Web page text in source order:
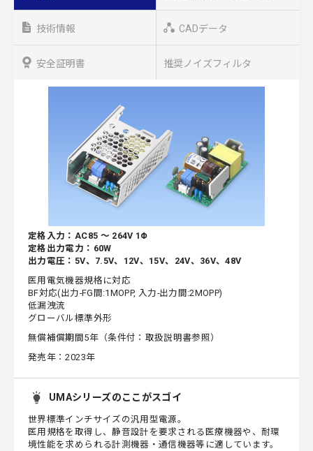
技術情報 CADデータ
安全証明書 推奨ノイズフィルタ
定格入力：AC85 ～ 264V 1Φ
定格出力電力：60W
出力電圧：5V、7.5V、12V、15V、24V、36V、48V
医用電気機器規格に対応
BF対応(出力-FG間:1MOPP, 入力-出力間:2MOPP)
低漏洩流
グローバル標準外形
無償補償期間5年（条件付：取扱説明書参照）
発売年：2023年
UMAシリーズのここがスゴイ
世界標準インチサイズの汎用型電源。
医用規格を取得し、静音設計を要求される医療機器や、耐環
境性能を求められる計測機器・通信機器等に適しています。